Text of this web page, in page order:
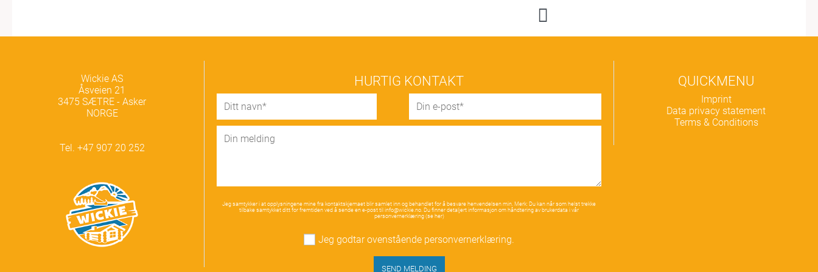
Wickie AS
Åsveien 21
3475 SÆTRE - Asker
NORGE
Tel. +47 907 20 252
HURTIG KONTAKT
Jeg samtykker i at opplysningene mine fra kontaktskjemaet blir samlet inn og behandlet for å besvare henvendelsen min. Merk: Du kan når som helst trekke
tilbake samtykket ditt for fremtiden ved å sende en e-post til info@wickie.no. Du finner detaljert informasjon om håndtering av brukerdata i vår
personvernerklæring (se her)
Jeg godtar ovenstående personvernerklæring.
SEND MELDING
QUICKMENU
Skip
navigation
Imprint
Data privacy statement
Terms & Conditions